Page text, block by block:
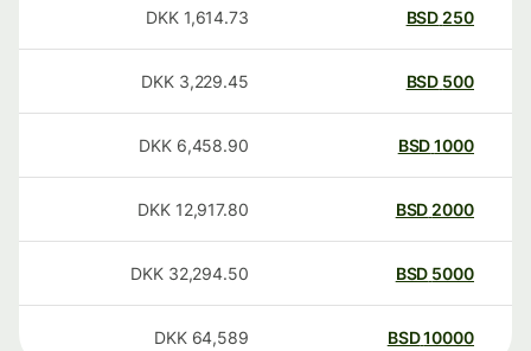
250
BSD
1,614.73
DKK
500
BSD
3,229.45
DKK
1000
BSD
6,458.90
DKK
2000
BSD
12,917.80
DKK
5000
BSD
32,294.50
DKK
10000
BSD
64,589
DKK